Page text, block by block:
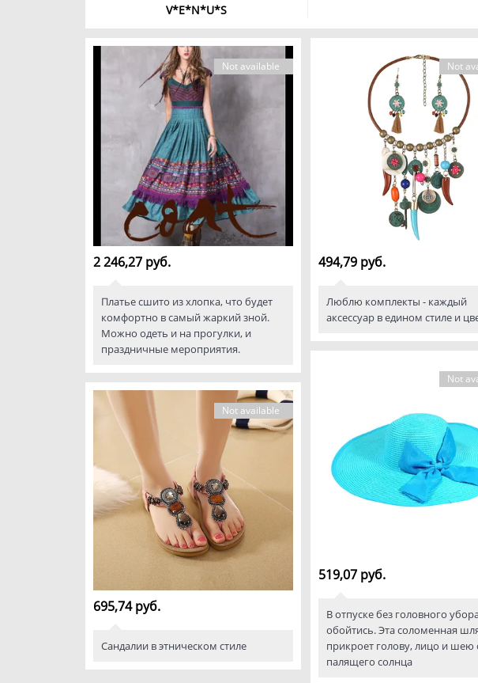
V*E*N*U*S
цвет
оттенки
и на какие
характера.
Not available
2 246,27 руб.
Платье сшито из хлопка, что будет
комфортно в самый жаркий зной.
Можно одеть и на прогулки, и
праздничные мероприятия.
Not
494,79 руб.
Люблю комплекты - каждый
аксессуар в едином стиле и
Not
519,07 руб.
В отпуске без головного
обойтись. Эта соломенная
прикроет голову, лицо и шею
палящего солнца
Not available
695,74 руб.
Сандалии в этническом стиле